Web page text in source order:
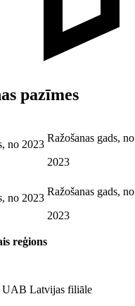
pazīmes
no 2023
Ražošanas gads, no
2023
no 2023
Ražošanas gads, no
2023
reģions
UAB Latvijas filiāle